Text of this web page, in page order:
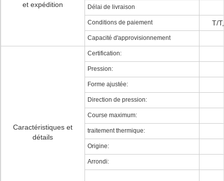
et expédition
Délai de livraison
Conditions de paiement T/
Capacité d'approvisionnement
Caractéristiques et
détails
Certification:
Pression:
Forme ajustée:
Direction de pression:
Course maximum:
traitement thermique:
Origine:
Arrondi: